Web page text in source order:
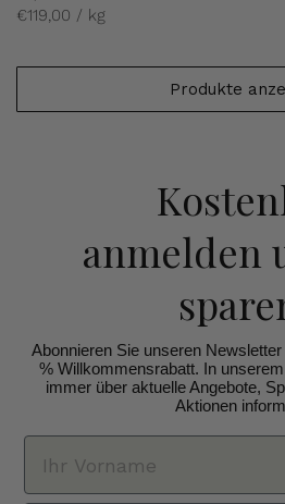
€119,00 / kg
Produkte
anmelden
Abonnieren Sie unseren
% Willkommensrabatt. In
immer über aktuelle Angebote,
Aktionen